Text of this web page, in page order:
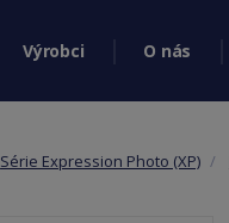
Výrobci O nás
Série Expression Photo (XP)